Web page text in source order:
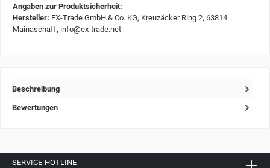
Angaben zur Produktsicherheit:
Hersteller: EX-Trade GmbH & Co. KG, Kreuzäcker Ring 2, 63814
Mainaschaff, info@ex-trade.net
Beschreibung
Bewertungen
SERVICE-HOTLINE